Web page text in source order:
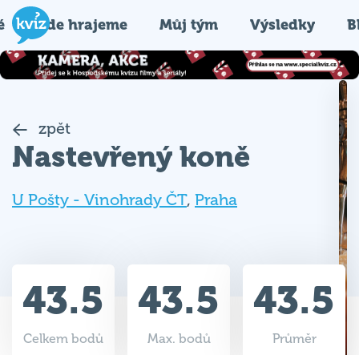
Kde hrajeme Můj tým Výsledky
zpět
Nastevřený koně
U Pošty - Vinohrady ČT, Praha
43.5
Celkem bodů
43.5
Max. bodů
43.5
Průměr